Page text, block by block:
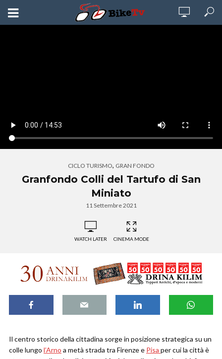
CICLO TURISMO, GRAN FONDO
Granfondo Colli del Tartufo di San
Miniato
11 Settembre 2021
WATCH LATER CINEMA MODE
Il centro storico della cittadina sorge in posizione strategica su un
colle lungo l’Arno a metà strada tra Firenze e Pisa per cui la città è